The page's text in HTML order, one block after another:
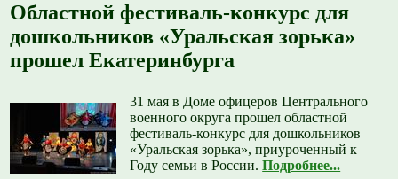
Областной фестиваль-конкурс для
дошкольников «Уральская зорька»
прошел Екатеринбурга
31 мая в Доме офицеров Центрального
военного округа прошел областной
фестиваль-конкурс для дошкольников
«Уральская зорька», приуроченный к
Году семьи в России.Подробнее...